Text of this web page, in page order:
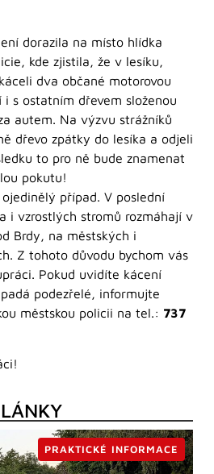
dorazila na místo hlídka
kde zjistila, že v lesíku,
dva občané motorovou
s ostatním dřevem složenou
autem. Na výzvu strážníků
dřevo zpátky do lesíka a odjeli
to pro ně bude znamenat
pokutu!
případ. V poslední
i vzrostlých stromů rozmáhají v
Brdy, na městských i
Z tohoto důvodu bychom vás
Pokud uvidíte kácení
podezřelé, informujte
městskou policii na tel.: 737
PRAKTICKÉ INFORMACE